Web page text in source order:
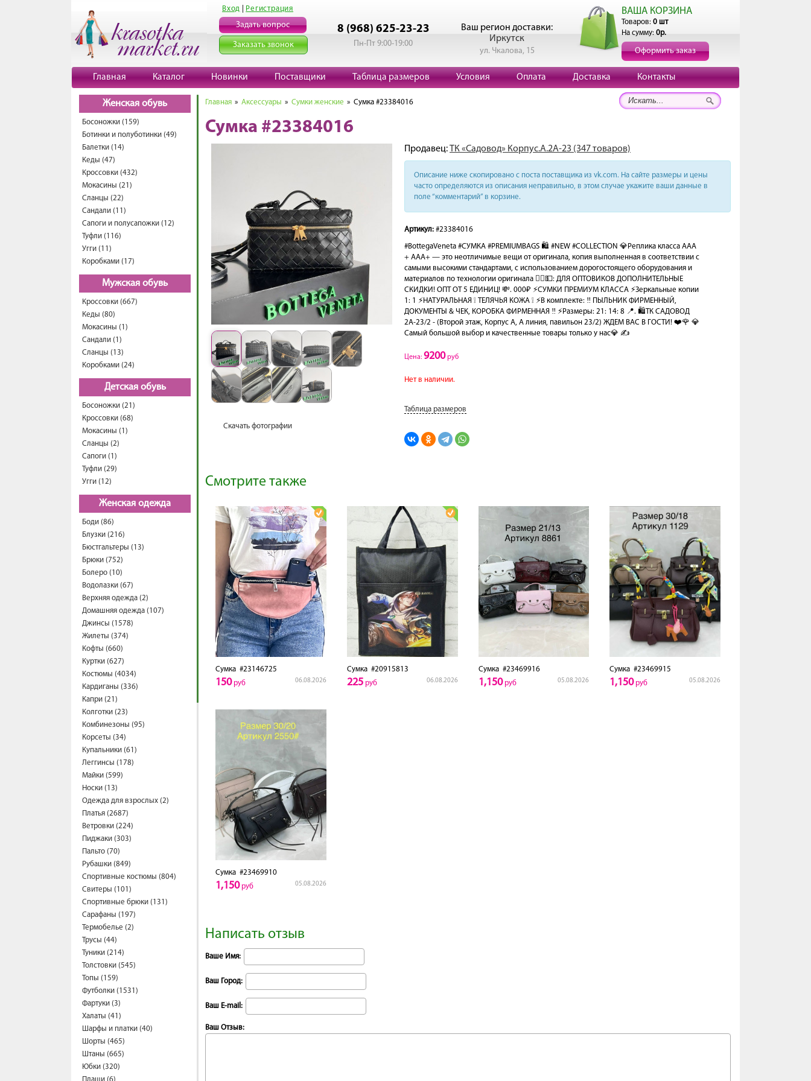
Вход Регистрация
Задать вопрос
Заказать звонок
8 (968) 625-23-23
Пн-Пт 9:00-19:00
Ваш регион доставки:
Иркутск
ул. Чкалова, 15
ВАША КОРЗИНА
Товаров: 0 шт
На сумму: 0р.
Оформить заказ
Главная Каталог Новинки Поставщики Таблица размеров Условия Оплата Доставка Контакты
Женская обувь
Босоножки (159)
Ботинки и полуботинки (49)
Балетки (14)
Кеды (47)
Кроссовки (432)
Мокасины (21)
Сланцы (22)
Сандали (11)
Сапоги и полусапожки (12)
Туфли (116)
Угги (11)
Коробками (17)
Мужская обувь
Кроссовки (667)
Кеды (80)
Мокасины (1)
Сандали (1)
Сланцы (13)
Коробками (24)
Детская обувь
Босоножки (21)
Кроссовки (68)
Мокасины (1)
Сланцы (2)
Сапоги (1)
Туфли (29)
Угги (12)
Женская одежда
Боди (86)
Блузки (216)
Бюстгальтеры (13)
Брюки (752)
Болеро (10)
Водолазки (67)
Верхняя одежда (2)
Домашняя одежда (107)
Джинсы (1578)
Жилеты (374)
Кофты (660)
Куртки (627)
Костюмы (4034)
Кардиганы (336)
Капри (21)
Колготки (23)
Комбинезоны (95)
Корсеты (34)
Купальники (61)
Леггинсы (178)
Майки (599)
Носки (13)
Одежда для взрослых (2)
Платья (2687)
Ветровки (224)
Пиджаки (303)
Пальто (70)
Рубашки (849)
Спортивные костюмы (804)
Свитеры (101)
Спортивные брюки (131)
Сарафаны (197)
Термобелье (2)
Трусы (44)
Туники (214)
Толстовки (545)
Топы (159)
Футболки (1531)
Фартуки (3)
Халаты (41)
Шарфы и платки (40)
Шорты (465)
Штаны (665)
Юбки (320)
Главная » Аксессуары » Сумки женские » Сумка #23384016
Сумка #23384016
Скачать фотографии
Продавец:ТК «Садовод» Корпус.А.2А-23 (347 товаров)
Описание ниже скопировано с поста поставщика из vk.com. На сайте размеры и цены
часто определяются из описания неправильно, в этом случае укажите ваши данные в
поле “комментарий” в корзине.
Артикул: #23384016
#BottegaVeneta #СУМКА #PREMIUMBAGS 🛍️ #NEW #COLLECTION 💎Реплика класса AAA
+ ААА+ — это неотличимые вещи от оригинала, копия выполненная в соответствии с
самыми высокими стандартами, с использованием дорогостоящего оборудования и
материалов по технологии оригинала 🙋‍♂️💵: ДЛЯ ОПТОВИКОВ ДОПОЛНИТЕЛЬНЫЕ
СКИДКИ! ОПТ ОТ 5 ЕДИНИЦ! 💸. 000₽ ⚡️СУМКИ ПРЕМИУМ КЛАССА ⚡️Зеркальные копии
1: 1 ⚡️НАТУРАЛЬНАЯ ❕ ТЕЛЯЧЬЯ КОЖА ❕ ⚡️В комплекте: ‼️ ПЫЛЬНИК ФИРМЕННЫЙ,
ДОКУМЕНТЫ & ЧЕК, КОРОБКА ФИРМЕННАЯ ‼️ ⚡️Размеры: 21: 14: 8 📍. 🛍️ТК САДОВОД
2А-23/2 - (Второй этаж, Корпус А, А линия, павильон 23/2) ЖДЕМ ВАС В ГОСТИ! ❤️🌹 💎
Самый большой выбор и качественные товары только у нас💎 ✍️
Цена: 9200руб
Нет в наличии.
Таблица размеров
Смотрите также
Сумка #23146725
06.08.2026
150руб
Сумка#20915813
06.08.2026
225руб
Сумка#23469916
05.08.2026
1,150руб
Сумка #23469915
05.08.2026
1,150руб
Сумка #23469910
05.08.2026
1,150руб
Написать отзыв
Ваше Имя:
Ваш Город:
Ваш E-mail:
Ваш Отзыв: